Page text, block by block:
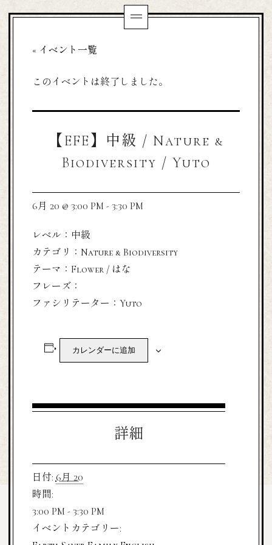
« イベント一覧
このイベントは終了しました。
【EFE】中級 / Nature &
Biodiversity / Yuto
6月 20 @ 3:00 PM - 3:30 PM
レベル：中級
カテゴリ：Nature & Biodiversity
テーマ：Flower / はな
フレーズ：
ファシリテーター：Yuto
カレンダーに追加
詳細
日付: 6月 20
時間:
3:00 PM - 3:30 PM
イベントカテゴリー: